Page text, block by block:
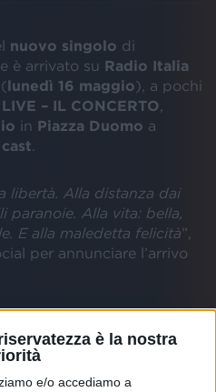
è la nostra
e/o accediamo a
nuovo singolo di
è arrivato su Radio Italia
lunedì 16 maggio), a pochi
LIVE – IL CONCERTO
in Piazza Duomo a
cast
libertà. Alla distanza dai
paranoie. Alla vita: bella,
E alla maledetta felicità”,
per annunciare l’arrivo